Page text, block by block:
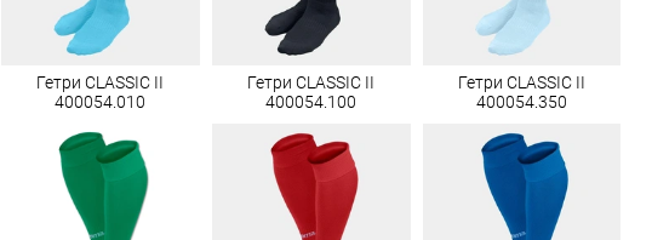
Гетри CLASSIC II
400054.010
Гетри CLASSIC II
400054.100
Гетри CLASSIC II
400054.350